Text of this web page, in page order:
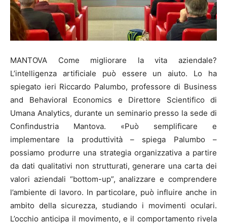
MANTOVA Come migliorare la vita aziendale?
L’intelligenza artificiale può essere un aiuto. Lo ha
spiegato ieri Riccardo Palumbo, professore di Business
and Behavioral Economics e Direttore Scientifico di
Umana Analytics, durante un seminario presso la sede di
Confindustria Mantova. «Può semplificare e
implementare la produttività – spiega Palumbo –
possiamo produrre una strategia organizzativa a partire
da dati qualitativi non strutturati, generare una carta dei
valori aziendali “bottom-up”, analizzare e comprendere
l’ambiente di lavoro. In particolare, può influire anche in
ambito della sicurezza, studiando i movimenti oculari.
L’occhio anticipa il movimento, e il comportamento rivela